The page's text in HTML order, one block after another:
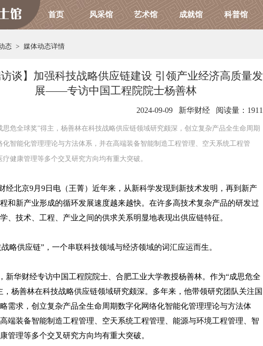
首页 风采馆 艺术馆 成就馆 科普馆
态 > 媒体动态详情
访谈】加强科技战略供应链建设 引领产业经济高质量发
展——专访中国工程院院士杨善林
2024-09-09 新华财经 阅读量：1911
危全球奖”得主，杨善林在科技战略供应链领域研究颇深，创立复杂产品全生命周期
化智能化管理理论与方法体系，并在高端装备智能制造工程管理、空天系统工程管
疗健康管理等多个交叉研究方向均有重大突破。
经北京9月9日电（王菁）近年来，从新科学发现到新技术发明，再到新产
和新产业形成的循环发展速度越来越快。在许多高技术复杂产品的研发过
、技术、工程、产业之间的供求关系明显地表现出供应链特征。
战略供应链”，一个串联科技领域与经济领域的词汇应运而生。
新华财经专访中国工程院院士、合肥工业大学教授杨善林。作为“成思危全
，杨善林在科技战略供应链领域研究颇深。多年来，他带领研究团队关注国
需求，创立复杂产品全生命周期数字化网络化智能化管理理论与方法体
端装备智能制造工程管理、空天系统工程管理、能源与环境工程管理、智
管理等多个交叉研究方向均有重大突破。